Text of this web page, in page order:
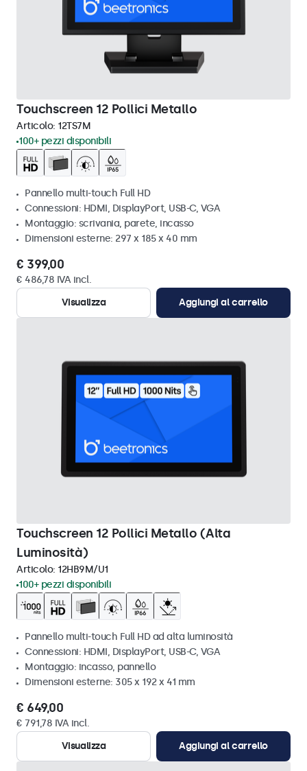
Touchscreen 12 Pollici Metallo
Articolo: 12TS7M
100+ pezzi disponibili
Pannello multi-touch Full HD
Connessioni: HDMI, DisplayPort, USB-C, VGA
Montaggio: scrivania, parete, incasso
Dimensioni esterne: 297 x 185 x 40 mm
€ 399,00
€ 486,78 IVA incl.
Visualizza
Aggiungi al carrello
Touchscreen 12 Pollici Metallo (Alta
Luminosità)
Articolo: 12HB9M/U1
100+ pezzi disponibili
Pannello multi-touch Full HD ad alta luminosità
Connessioni: HDMI, DisplayPort, USB-C, VGA
Montaggio: incasso, pannello
Dimensioni esterne: 305 x 192 x 41 mm
€ 649,00
€ 791,78 IVA incl.
Visualizza
Aggiungi al carrello